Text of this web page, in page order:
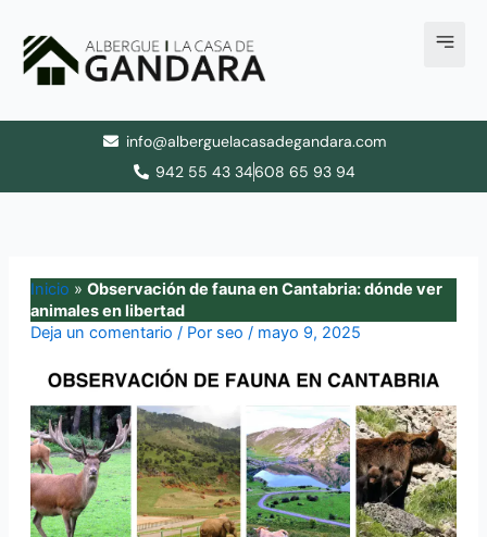
contenido
info@alberguelacasadegandara.com
942 55 43 34608 65 93 94
Inicio » Observación de fauna en Cantabria: dónde ver
animales en libertad
Deja un comentario / Por seo / mayo 9, 2025